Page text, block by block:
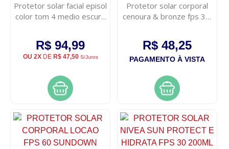
Protetor solar facial episol
color tom 4 medio escuro
R$ 94,99
OU 2XDE R$ 47,50S/Juros
Protetor solar corporal
cenoura & bronze fps 30,
R$ 48,25
PAGAMENTO À VISTA